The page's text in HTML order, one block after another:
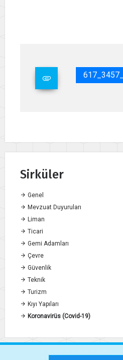
Sirküler
Genel
Mevzuat Duyuruları
Liman
Ticari
Gemi Adamları
Çevre
Güvenlik
Teknik
Turizm
Kıyı Yapıları
Koronavirüs (Covid-19)